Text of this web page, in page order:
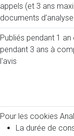
appels (et 3 ans
documents
Publiés pendant 1
pendant 3 ans à
l'avis
Pour les cookies
La durée de